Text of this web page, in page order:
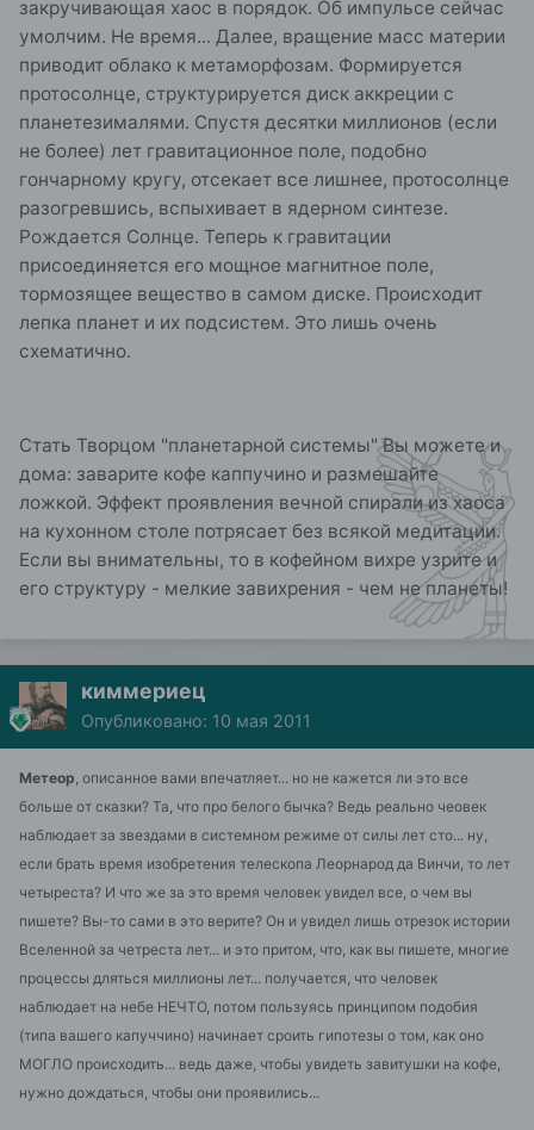
закручивающая хаос в порядок. Об импульсе сейчас
умолчим. Не время... Далее, вращение масс материи
приводит облако к метаморфозам. Формируется
протосолнце, структурируется диск аккреции с
планетезималями. Спустя десятки миллионов (если
не более) лет гравитационное поле, подобно
гончарному кругу, отсекает все лишнее, протосолнце
разогревшись, вспыхивает в ядерном синтезе.
Рождается Солнце. Теперь к гравитации
присоединяется его мощное магнитное поле,
тормозящее вещество в самом диске. Происходит
лепка планет и их подсистем. Это лишь очень
схематично.
Стать Творцом "планетарной системы" Вы можете и
дома: заварите кофе каппучино и размешайте
ложкой. Эффект проявления вечной спирали из хаоса
на кухонном столе потрясает без всякой медитации.
Если вы внимательны, то в кофейном вихре узрите и
его структуру - мелкие завихрения - чем не планеты!
киммериец
Опубликовано: 10 мая 2011
Метеор , описанное вами впечатляет... но не кажется ли это все
больше от сказки? Та, что про белого бычка? Ведь реально чеовек
наблюдает за звездами в системном режиме от силы лет сто... ну,
если брать время изобретения телескопа Леорнарод да Винчи, то лет
четыреста? И что же за это время человек увидел все, о чем вы
пишете? Вы-то сами в это верите? Он и увидел лишь отрезок истории
Вселенной за четреста лет... и это притом, что, как вы пишете, многие
процессы дляться миллионы лет... получается, что человек
наблюдает на небе НЕЧТО, потом пользуясь принципом подобия
(типа вашего капуччино) начинает сроить гипотезы о том, как оно
МОГЛО происходить... ведь даже, чтобы увидеть завитушки на кофе,
нужно дождаться, чтобы они проявились...